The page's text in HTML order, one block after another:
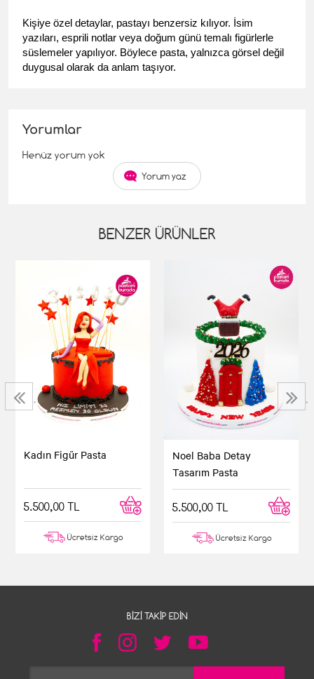
Kişiye özel detaylar, pastayı benzersiz kılıyor. İsim
yazıları, esprili notlar veya doğum günü temalı figürlerle
süslemeler yapılıyor. Böylece pasta, yalnızca görsel değil
duygusal olarak da anlam taşıyor.
Yorumlar
Henüz yorum yok
Yorum yaz
BENZER ÜRÜNLER
Kadın Figür Pasta
5.500,00 TL
Ücretsiz Kargo
Noel Baba Detay
Tasarım Pasta
5.500,00 TL
Ücretsiz Kargo
‹ ›
BIZI TAKIP EDIN